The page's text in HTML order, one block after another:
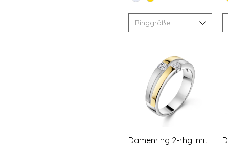
Ringgröße
Schnellansicht
Damenring 2-rhg. mit